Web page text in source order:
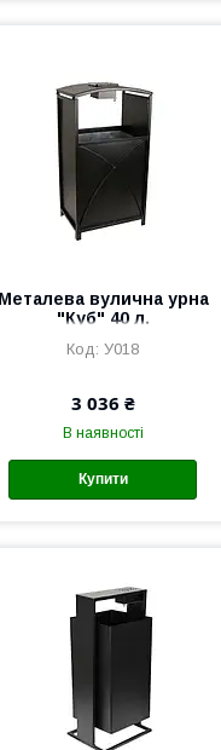
Металева вулична урна
"Куб" 40 л.
У018
3 036 ₴
В наявності
Купити